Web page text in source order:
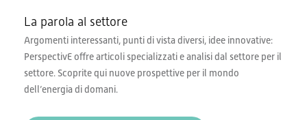
La parola al settore
Argomenti interessanti, punti di vista diversi, idee innovative:
PerspectivE offre articoli specializzati e analisi dal settore per il
settore. Scoprite qui nuove prospettive per il mondo
dell’energia di domani.